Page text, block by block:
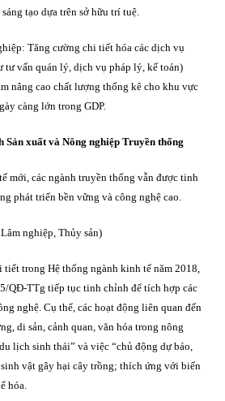
tạo dựa trên sở hữu trí tuệ.
Tăng cường chi tiết hóa các dịch vụ
tư vấn quán lý, dịch vụ pháp lý, kế toán)
nâng cao chất lượng thống kê cho khu vực
càng lớn trong GDP.
Sản xuất và Nông nghiệp Truyền thống
mới, các ngành truyền thống vẫn được tinh
phát triển bền vững và công nghệ cao.
nghiệp, Thủy sản)
tiết trong Hệ thống ngành kinh tế năm 2018,
QĐ-TTg tiếp tục tinh chỉnh để tích hợp các
nghệ. Cụ thể, các hoạt động liên quan đến
di sản, cảnh quan, văn hóa trong nông
lịch sinh thái” và việc “chủ động dự báo,
vật gây hại cây trồng; thích ứng với biến
hóa.